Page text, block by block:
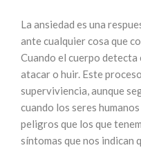
La ansiedad es una
ante cualquier cosa que
Cuando el cuerpo detecta
atacar o huir. Este
superviviencia, aunque
cuando los seres
peligros que los que
síntomas que nos indican